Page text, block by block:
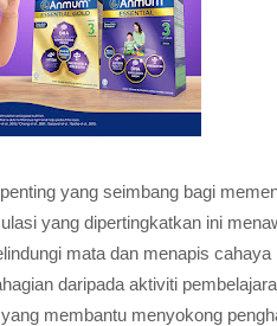
yang seimbang bagi
yang dipertingkatkan ini
mata dan menapis
daripada aktiviti
membantu menyokong